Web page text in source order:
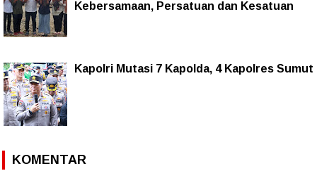
Kebersamaan, Persatuan dan Kesatuan
Kapolri Mutasi 7 Kapolda, 4 Kapolres Sumut
KOMENTAR